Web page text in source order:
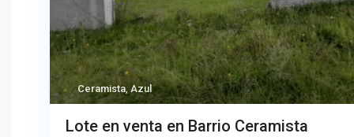
Ceramista,Azul
Lote en venta en Barrio Ceramista